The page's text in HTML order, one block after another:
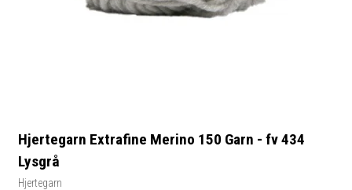
Hjertegarn Extrafine Merino 150 Garn - fv 434
Lysgrå
Hjertegarn